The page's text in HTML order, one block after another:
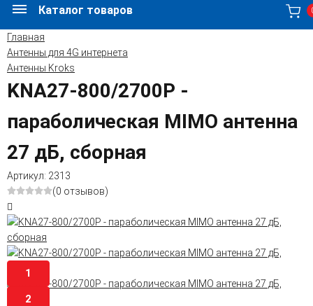
Каталог товаров
Главная
Антенны для 4G интернета
Антенны Kroks
KNA27-800/2700P -
параболическая MIMO антенна
27 дБ, сборная
Артикул: 2313
(0 отзывов)
1
2